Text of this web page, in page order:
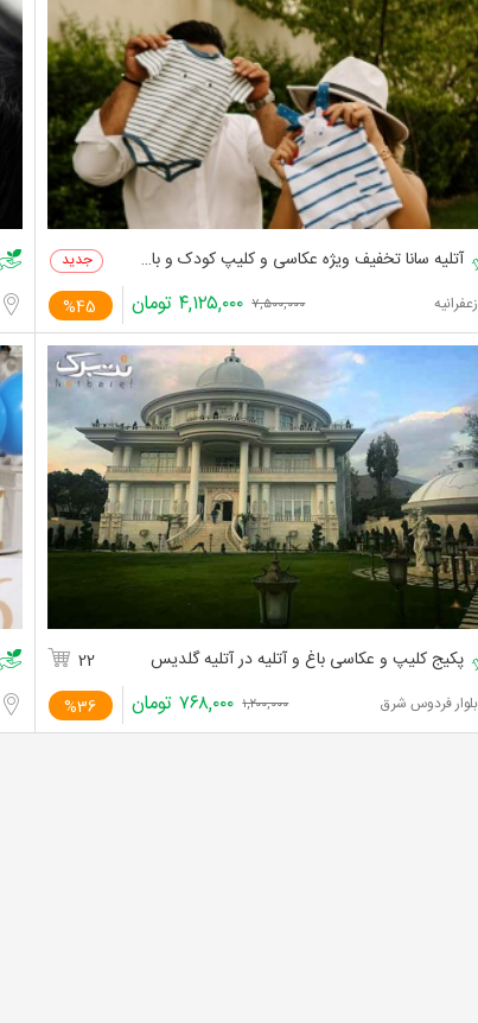
آتلیه سانا تخفیف ویژه عکاسی و کلیپ کودک و بارداری
زعفرانیه %45 ۷,۵۰۰,۰۰۰ ۴,۱۲۵,۰۰۰ تومان
پکیج کلیپ و عکاسی باغ و آتلیه در آتلیه گلدیس 22
بلوار فردوس شرق %36 ۱,۲۰۰,۰۰۰ ۷۶۸,۰۰۰ تومان